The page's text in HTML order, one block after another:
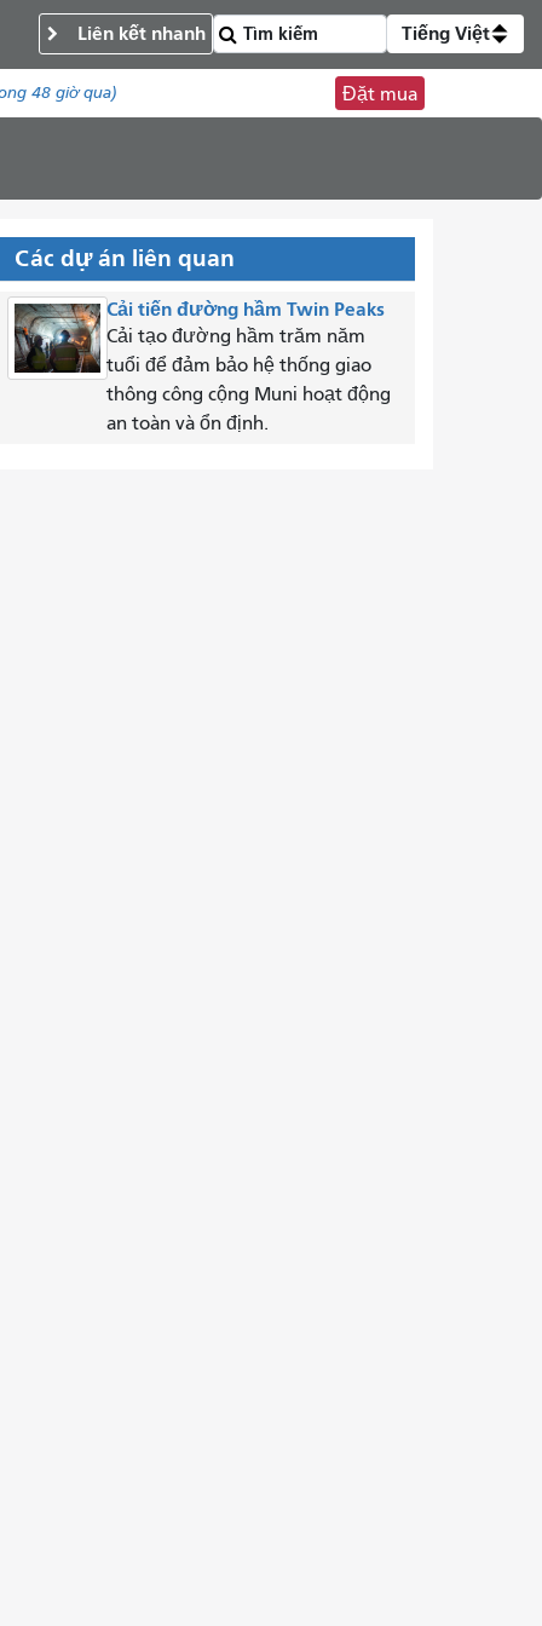
Liên kết nhanh Tiếng Việt
48 giờ qua) Đặt mua
Các dự án liên quan
Cải tiến đường hầm Twin Peaks
Cải tạo đường hầm trăm năm
tuổi để đảm bảo hệ thống giao
thông công cộng Muni hoạt động
an toàn và ổn định.